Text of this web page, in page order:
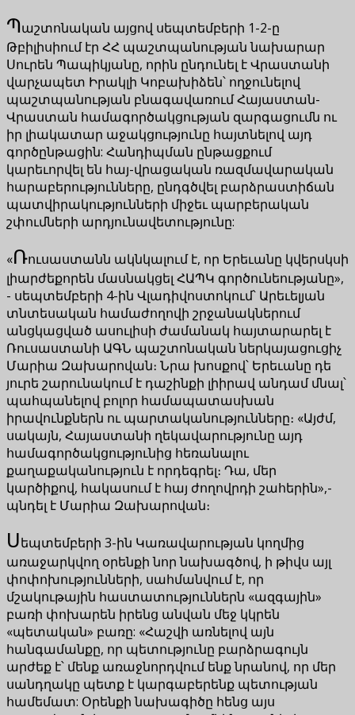
Պաշտոնական այցով սեպտեմբերի 1-2-ը
Թբիլիսիում էր ՀՀ պաշտպանության նախարար
Սուրեն Պապիկյանը, որին ընդունել է Վրաստանի
վարչապետ Իրակլի Կոբախիձեն՝ ողջունելով
պաշտպանության բնագավառում Հայաստան-
Վրաստան համագործակցության զարգացումն ու
իր լիակատար աջակցությունը հայտնելով այդ
գործընթացին: Հանդիպման ընթացքում
կարեւորվել են հայ-վրացական ռազմավարական
հարաբերությունները, ընդգծվել բարձրաստիճան
պատվիրակությունների միջեւ պարբերական
շփումների արդյունավետությունը:
«Ռուսաստանն ակնկալում է, որ Երեւանը կվերսկսի
լիարժեքորեն մասնակցել ՀԱՊԿ գործունեությանը»,
- սեպտեմբերի 4-ին Վլադիվոստոկում՝ Արեւելյան
տնտեսական համաժողովի շրջանակներում
անցկացված ասուլիսի ժամանակ հայտարարել է
Ռուսաստանի ԱԳՆ պաշտոնական ներկայացուցիչ
Մարիա Զախարովան։ Նրա խոսքով՝ Երեւանը դե
յուրե շարունակում է դաշինքի լիիրավ անդամ մնալ՝
պահպանելով բոլոր համապատասխան
իրավունքներն ու պարտականությունները։ «Այժմ,
սակայն, Հայաստանի ղեկավարությունը այդ
համագործակցությունից հեռանալու
քաղաքականություն է որդեգրել։ Դա, մեր
կարծիքով, հակասում է հայ ժողովրդի շահերին»,-
պնդել է Մարիա Զախարովան։
Սեպտեմբերի 3-ին Կառավարության կողմից
առաջարկվող օրենքի նոր նախագծով, ի թիվս այլ
փոփոխությունների, սահմանվում է, որ
մշակութային հաստատություններն «ազգային»
բառի փոխարեն իրենց անվան մեջ կկրեն
«պետական» բառը: «Հաշվի առնելով այն
հանգամանքը, որ պետությունը բարձրագույն
արժեք է՝ մենք առաջնորդվում ենք նրանով, որ մեր
սանդղակը պետք է կարգաբերենք պետության
համեմատ: Օրենքի նախագիծը հենց այս